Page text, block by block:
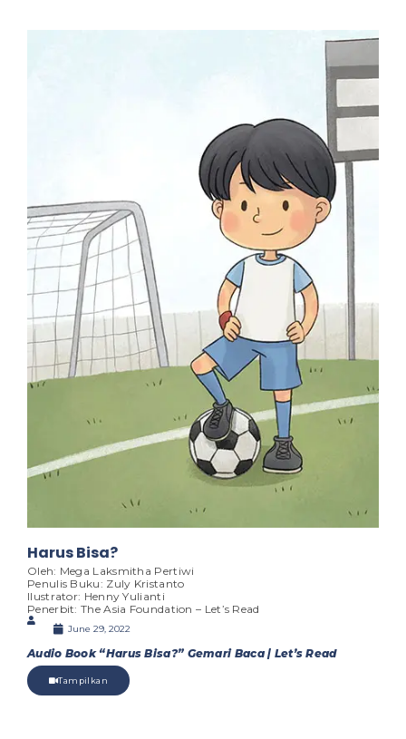
Harus Bisa?
Oleh: Mega Laksmitha Pertiwi
Penulis Buku: Zuly Kristanto
Ilustrator: Henny Yulianti
Penerbit: The Asia Foundation – Let’s Read
June 29, 2022
Audio Book “Harus Bisa?” Gemari Baca | Let’s Read
Tampilkan